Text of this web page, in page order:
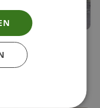
Speichern
mit